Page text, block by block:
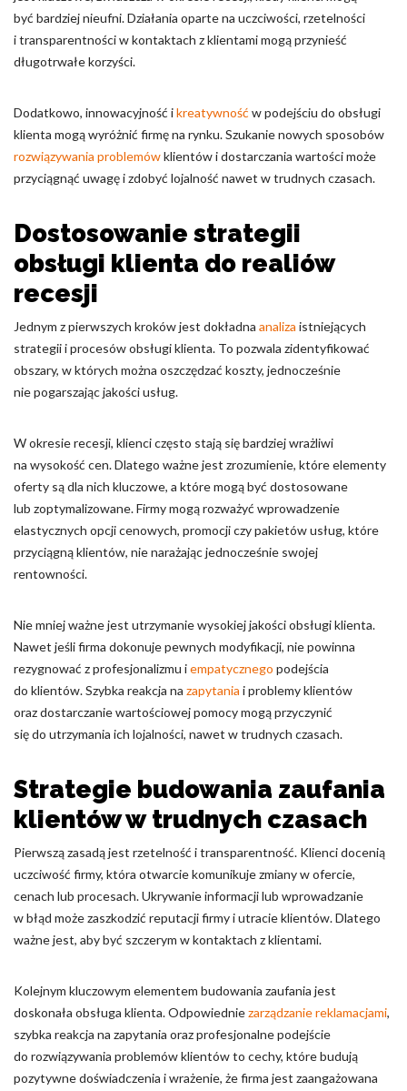
być bardziej nieufni. Działania oparte na uczciwości, rzetelności
i transparentności w kontaktach z klientami mogą przynieść
długotrwałe korzyści.
Dodatkowo, innowacyjność ikreatywność w podejściu do obsługi
klienta mogą wyróżnić firmę na rynku. Szukanie nowych sposobów
rozwiązywania problemówklientów i dostarczania wartości może
przyciągnąć uwagę i zdobyć lojalność nawet w trudnych czasach.
Dostosowanie strategii
obsługi klienta do realiów
recesji
Jednym z pierwszych kroków jest dokładna analiza istniejących
strategii i procesów obsługi klienta. To pozwala zidentyfikować
obszary, w których można oszczędzać koszty, jednocześnie
nie pogarszając jakości usług.
W okresie recesji, klienci często stają się bardziej wrażliwi
na wysokość cen. Dlatego ważne jest zrozumienie, które elementy
oferty są dla nich kluczowe, a które mogą być dostosowane
lub zoptymalizowane. Firmy mogą rozważyć wprowadzenie
elastycznych opcji cenowych, promocji czy pakietów usług, które
przyciągną klientów, nie narażając jednocześnie swojej
rentowności.
Nie mniej ważne jest utrzymanie wysokiej jakości obsługi klienta.
Nawet jeśli firma dokonuje pewnych modyfikacji, nie powinna
rezygnować z profesjonalizmu iempatycznego podejścia
do klientów. Szybka reakcja na zapytania i problemy klientów
oraz dostarczanie wartościowej pomocy mogą przyczynić
się do utrzymania ich lojalności, nawet w trudnych czasach.
Strategie budowania zaufania
klientów w trudnych czasach
Pierwszą zasadą jest rzetelność i transparentność. Klienci docenią
uczciwość firmy, która otwarcie komunikuje zmiany w ofercie,
cenach lub procesach. Ukrywanie informacji lub wprowadzanie
w błąd może zaszkodzić reputacji firmy i utracie klientów. Dlatego
ważne jest, aby być szczerym w kontaktach z klientami.
Kolejnym kluczowym elementem budowania zaufania jest
doskonała obsługa klienta. Odpowiedniezarządzanie reklamacjami,
szybka reakcja na zapytania oraz profesjonalne podejście
do rozwiązywania problemów klientów to cechy, które budują
pozytywne doświadczenia i wrażenie, że firma jest zaangażowana